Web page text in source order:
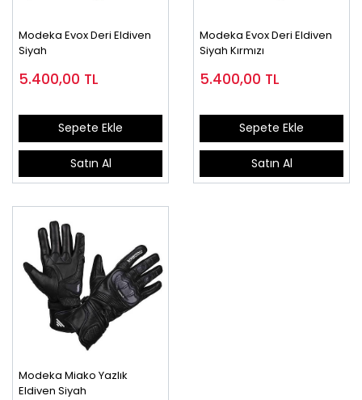
Modeka Evox Deri Eldiven
Siyah
5.400,00 TL
Sepete Ekle
Satın Al
Modeka Evox Deri Eldiven
Siyah Kırmızı
5.400,00 TL
Sepete Ekle
Satın Al
Modeka Miako Yazlık
Eldiven Siyah